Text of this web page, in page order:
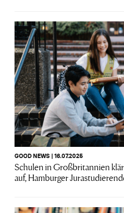
GOOD NEWS | 16.07.2025
Schulen in Großbritannien
auf, Hamburger